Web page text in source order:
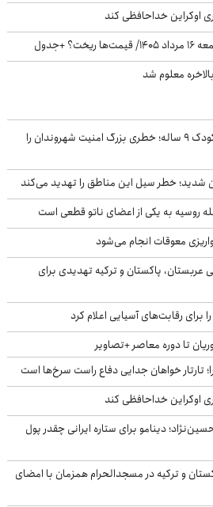
اوکراین خداحافظی کند
+جدول
معلوم شد
حمله سگ‌های ولگرد به یک کودک ۹ ساله؛ خطری بزرگ امنیت شهروندان را
شدید؛ خطر سیل این مناطق را تهدید می‌کند
روسیه به یکی از اعضای ناتو قطعی است
معوقات انجام می‌شود
عربستان، پاکستان و ترکیه تهدیدی برای
برای رقابت‌های آسیایی اعلام کرد
تارتار خواهان جدایی دفاع راست سرخ‌ها است
اوکراین خداحافظی کند
دینامو برای ستاره ایرانی چقدر پول
و ترکیه در مسجدالحرام همزمان با امضای